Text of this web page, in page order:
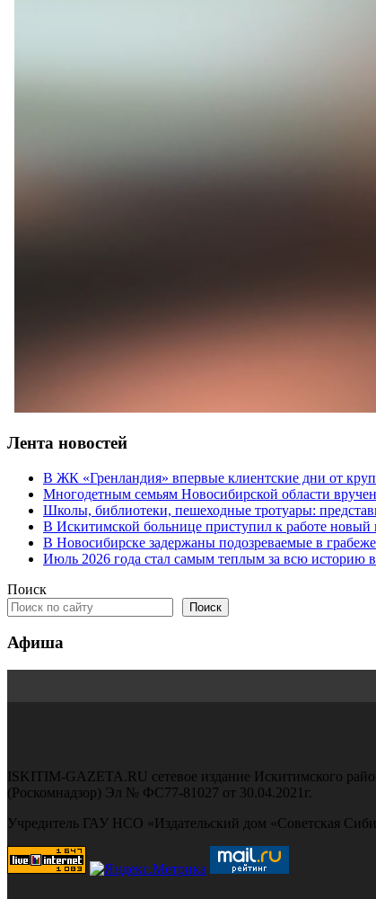
Лента новостей
В ЖК «Гренландия» впервые клиентские дни от
Многодетным семьям Новосибирской области
Школы, библиотеки, пешеходные тротуары:
В Искитимской больнице приступил к работе новый
В Новосибирске задержаны подозреваемые в
Июль 2026 года стал самым теплым за всю историю
Поиск
Поиск
Афиша
ISKITIM-GAZETA.RU сетевое издание Искитимского
(Роскомнадзор) Эл № ФС77-81027 от 30.04.2021г.
Учредитель ГАУ НСО «Издательский дом «Советская